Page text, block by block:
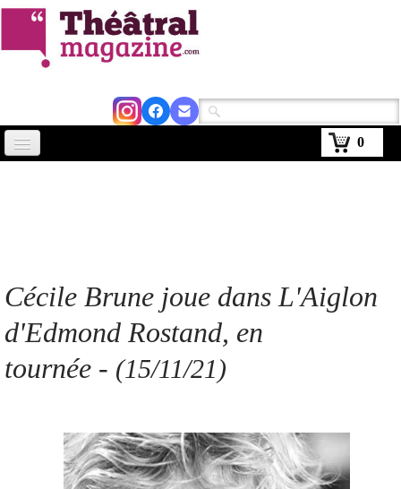
0
Se connecter
Cécile Brune joue dans L'Aiglon
d'Edmond Rostand, en
tournée - (15/11/21)